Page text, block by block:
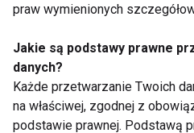
Przepisy na dania z
owocami morza
praw wymienionych
Jakie są podstawy prawne
danych?
Każde przetwarzanie Twoich
na właściwej, zgodnej z
podstawie prawnej. Podstawą